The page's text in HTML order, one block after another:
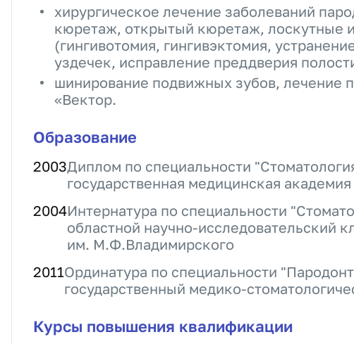
хирургическое лечение заболеваний
кюретаж, открытый кюретаж, лоскутные
(гингивотомия, гингивэктомия,
уздечек, исправление преддверия
шинирование подвижных зубов, лечение
«Вектор.
Образование
2003Диплом по специальности
государственная медицинская академия
2004Интернатура по специальности
областной научно-исследовательский
им. М.Ф.Владимирского
2011Ординатура по специальности
государственный медико-
Курсы повышения квалификации